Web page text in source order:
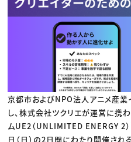
プロフェッショナ
京都市およびNPO法人アニメ産業
し、株式会社ツクリエが運営に携
ムUE2（UNLIMITED ENERGY 2）
日（日）の2日間にわたり開催され